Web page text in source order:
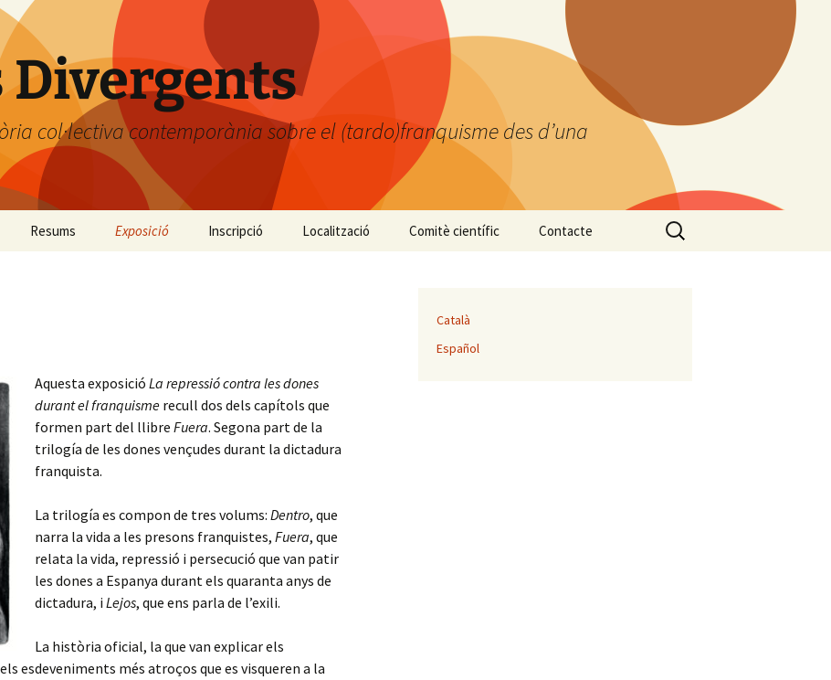
col·lectiva contemporània sobre el (tardo)franquisme des d’una
Resums Exposició Inscripció Localització Comitè científic Contacte
Cerca:
Aquesta exposició La repressió contra les dones
durant el franquisme recull dos dels capítols que
formen part del llibre Fuera. Segona part de la
trilogía de les dones vençudes durant la dictadura
franquista.
La trilogía es compon de tres volums: Dentro, que
narra la vida a les presons franquistes, Fuera, que
relata la vida, repressió i persecució que van patir
les dones a Espanya durant els quaranta anys de
dictadura, i Lejos, que ens parla de l’exili.
La història oficial, la que van explicar els
esdeveniments més atroços que es visqueren a la
Català
Español